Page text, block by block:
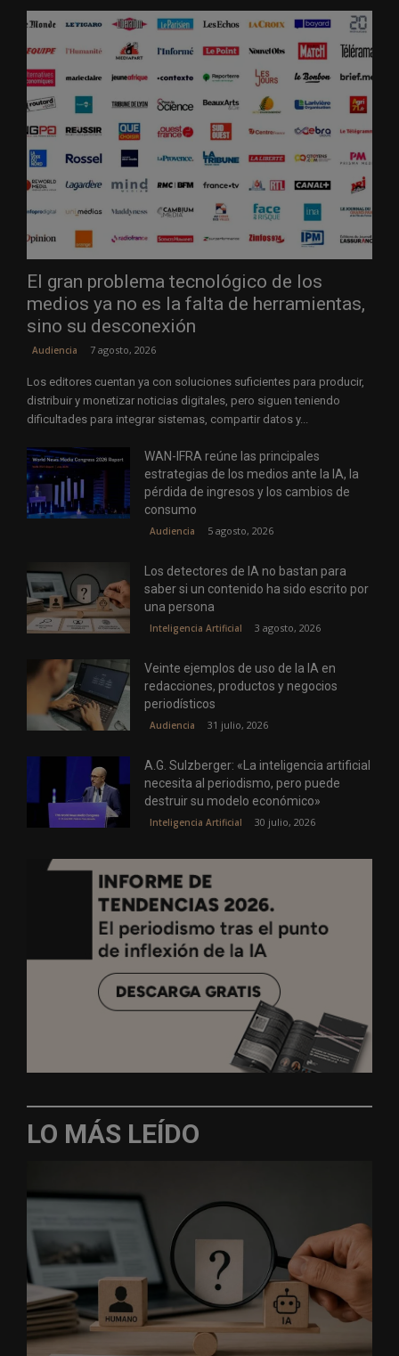
El gran problema tecnológico de los
medios ya no es la falta de herramientas,
sino su desconexión
Audiencia 7 agosto, 2026
Los editores cuentan ya con soluciones suficientes para producir,
distribuir y monetizar noticias digitales, pero siguen teniendo
dificultades para integrar sistemas, compartir datos y...
WAN-IFRA reúne las principales
estrategias de los medios ante la IA, la
pérdida de ingresos y los cambios de
consumo
Audiencia 5 agosto, 2026
Los detectores de IA no bastan para
saber si un contenido ha sido escrito por
una persona
Inteligencia Artificial 3 agosto, 2026
Veinte ejemplos de uso de la IA en
redacciones, productos y negocios
periodísticos
Audiencia 31 julio, 2026
A.G. Sulzberger: «La inteligencia artificial
necesita al periodismo, pero puede
destruir su modelo económico»
Inteligencia Artificial 30 julio, 2026
LO MÁS LEÍDO